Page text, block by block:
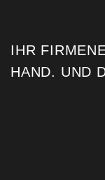
IHR
HAND. UND